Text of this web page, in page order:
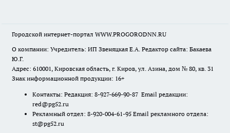
Городской интернет-портал WWW.PROGORODNN.RU
О компании: Учредитель: ИП Звеняцкая Е.А. Редактор сайта: Бакаева
Ю.Г.
Адрес: 610001, Кировская область, г. Киров, ул. Азина, дом № 80, кв. 31
Знак информационной продукции: 16+
Контакты: Редакция: 8-927-669-90-87 Email редакции:
red@pg52.ru
Рекламный отдел: 8-920-004-61-95 Email рекламного отдела:
st@pg52.ru